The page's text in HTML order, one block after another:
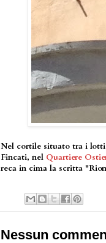
Nel cortile situato tra i
Fincati, nel Quartiere
reca in cima la scritta
Nessun